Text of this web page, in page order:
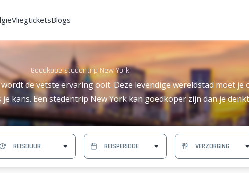
VliegticketsBlogs
Goedkope stedentrip New York
de vetste ervaring ooit. Deze levendige wereldstad moet je
kans. Een stedentrip New York kan goedkoper zijn dan je